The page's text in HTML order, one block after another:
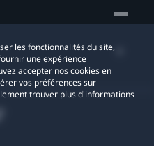
les fonctionnalités du site,
une expérience
accepter nos cookies en
vos préférences sur
trouver plus d'informations